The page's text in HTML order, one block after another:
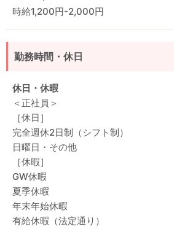
時給1,200円-2,000円
勤務時間・休日
休日・休暇
＜正社員＞
［休日］
完全週休2日制（シフト制）
日曜日・その他
［休暇］
GW休暇
夏季休暇
年末年始休暇
有給休暇（法定通り）